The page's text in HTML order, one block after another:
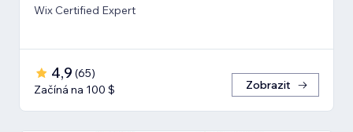
Wix Certified Expert
4,9 (65)
Začíná na 100 $
Zobrazit